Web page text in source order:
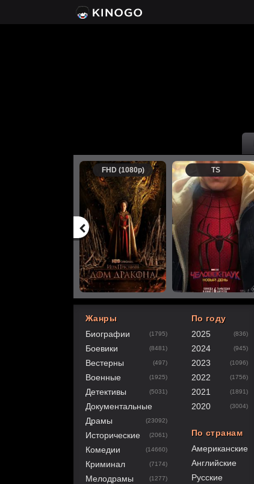
FHD (1080p) TS
80
1 2 3 4
Жанры
Биографии
(1795)
Боевики (8481)
Вестерны (497)
Военные (1925)
Детективы (5031)
Документальные
Драмы
(23092)
Исторические (2061)
Комедии (14660)
Криминал (7174)
Мелодрамы (1277)
По году
2025
(836)
2024 (945)
2023 (1096)
2022 (1756)
2021 (1891)
2020 (3004)
По странам
Американские
Английские
Русские